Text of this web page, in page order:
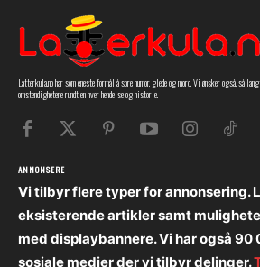
Latterkula.no har som eneste formål å spre humor, glede og moro. Vi ønsker også, så
omstendighetene rundt en hver hendelse og historie.
ANNONSERE
Vi tilbyr flere typer for annonsering.
eksisterende artikler samt
med displaybannere. Vi har også 90
sosiale medier der vi tilbyr delinger.